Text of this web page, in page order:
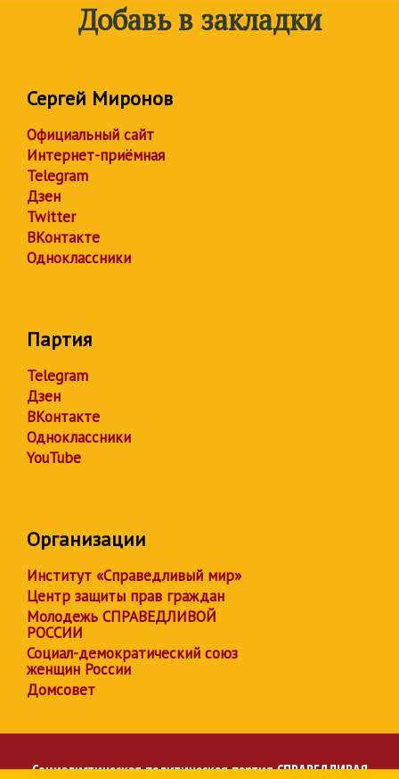
Добавь в закладки
Сергей Миронов
Официальный сайт
Интернет-приёмная
Telegram
Дзен
Twitter
ВКонтакте
Одноклассники
Партия
Telegram
Дзен
ВКонтакте
Одноклассники
YouTube
Организации
Институт «Справедливый мир»
Центр защиты прав граждан
Молодежь СПРАВЕДЛИВОЙ
РОССИИ
Социал-демократический союз
женщин России
Домсовет
Социалистическая политическая партияСПРАВЕДЛИВАЯ